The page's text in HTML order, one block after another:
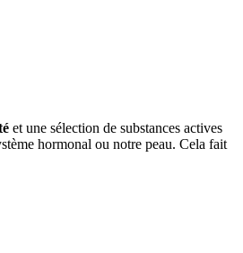
et une sélection de substances actives
hormonal ou notre peau. Cela fait